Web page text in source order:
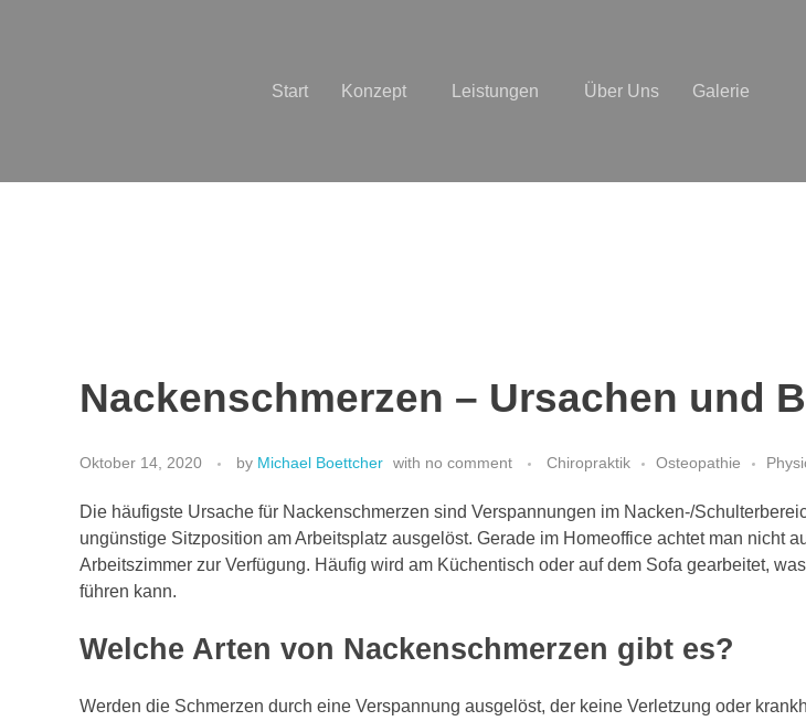
Start Konzept Leistungen Über Uns Galerie
Nackenschmerzen – Ursachen und
Oktober 14, 2020 by Michael Boettcher with no comment Chiropraktik Osteopathie
Die häufigste Ursache für Nackenschmerzen sind Verspannungen im Nacken-/
ungünstige Sitzposition am Arbeitsplatz ausgelöst. Gerade im Homeoffice achtet man nicht
Arbeitszimmer zur Verfügung. Häufig wird am Küchentisch oder auf dem Sofa gearbeitet,
führen kann.
Welche Arten von Nackenschmerzen gibt es?
Werden die Schmerzen durch eine Verspannung ausgelöst, der keine Verletzung oder